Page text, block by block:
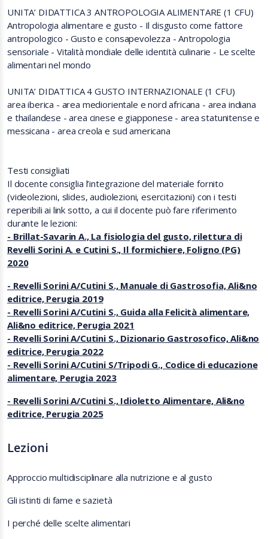
UNITA’ DIDATTICA 3 ANTROPOLOGIA ALIMENTARE (1 CFU)
Antropologia alimentare e gusto - Il disgusto come fattore
antropologico - Gusto e consapevolezza - Antropologia
sensoriale - Vitalità mondiale delle identità culinarie - Le scelte
alimentari nel mondo
UNITA’ DIDATTICA 4 GUSTO INTERNAZIONALE (1 CFU)
area iberica - area mediorientale e nord africana - area indiana
e thailandese - area cinese e giapponese - area statunitense e
messicana - area creola e sud americana
Testi consigliati
Il docente consiglia l’integrazione del materiale fornito
(videolezioni, slides, audiolezioni, esercitazioni) con i testi
reperibili ai link sotto, a cui il docente può fare riferimento
durante le lezioni:
- Brillat-Savarin A., La fisiologia del gusto, rilettura di
Revelli Sorini A. e Cutini S., Il formichiere, Foligno (PG)
2020
- Revelli Sorini A/Cutini S., Manuale di Gastrosofia, Ali&no
editrice, Perugia 2019
- Revelli Sorini A/Cutini S., Guida alla Felicità alimentare,
Ali&no editrice, Perugia 2021
- Revelli Sorini A/Cutini S., Dizionario Gastrosofico, Ali&no
editrice, Perugia 2022
- Revelli Sorini A/Cutini S/Tripodi G., Codice di educazione
alimentare, Perugia 2023
- Revelli Sorini A/Cutini S., Idioletto Alimentare, Ali&no
editrice, Perugia 2025
Lezioni
Approccio multidisciplinare alla nutrizione e al gusto
Gli istinti di fame e sazietà
I perché delle scelte alimentari